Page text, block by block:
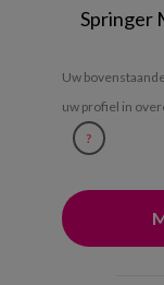
Springer
Uw
uw profiel in
?